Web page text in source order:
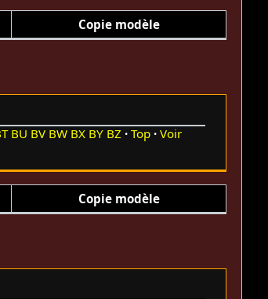
Copie modèle
BU BV BW BX BY BZ Top
Voir
Copie modèle